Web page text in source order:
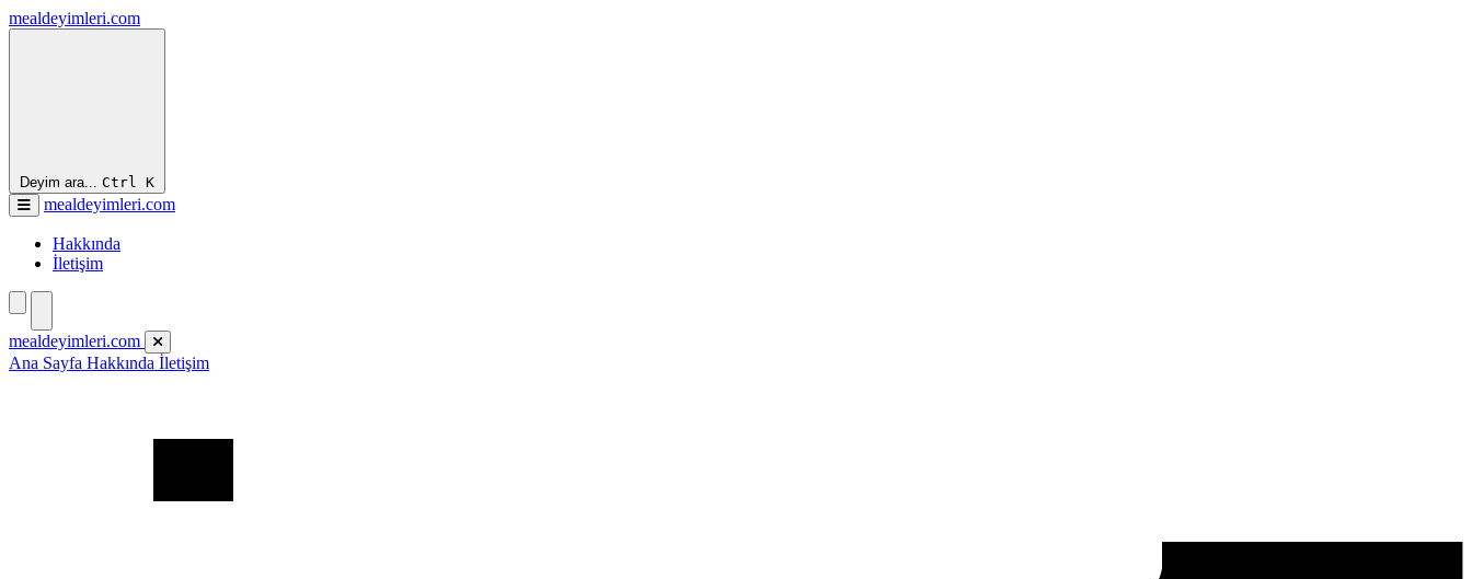
mealdeyimleri.com
Deyim ara... Ctrl K
mealdeyimleri.com
Hakkında
İletişim
mealdeyimleri.com
Ana Sayfa Hakkında İletişim